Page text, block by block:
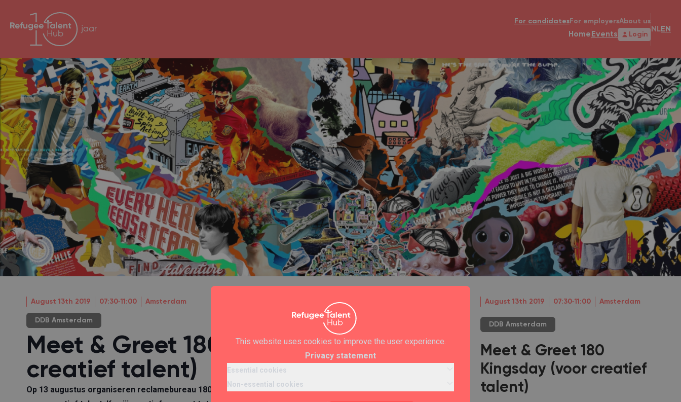
This website uses cookies to improve the user experience.
Privacy statement
Essential cookies
Non-essential cookies
For candidates For employersAbout us
Home Events Login
NLEN
August 13th 2019 07:30‐11:00 Amsterdam
DDB Amsterdam
Meet & Greet 180 Kingsday (voor
creatief talent)
Op 13 augustus organiseren reclamebureau 180 Kingsday en de Refugee Talent Hub een Meet & Greet
August 13th 2019 07:30‐11:00 Amsterdam
DDB Amsterdam
Meet & Greet 180
Kingsday (voor creatief
talent)